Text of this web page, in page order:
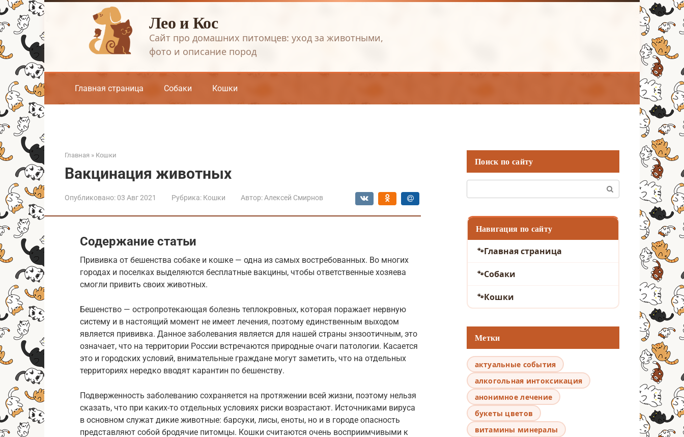
Перейти
к
контенту
Лео и Кос
Сайт про домашних питомцев: уход за животными,
фото и описание пород
Главная страница Собаки Кошки
Главная » Кошки
Вакцинация животных
Опубликовано: 03 Авг 2021 Рубрика: Кошки Автор: Алексей Смирнов
Содержание статьи
Прививка от бешенства собаке и кошке — одна из самых востребованных. Во многих
городах и поселках выделяются бесплатные вакцины, чтобы ответственные хозяева
смогли привить своих животных.
Бешенство — остропротекающая болезнь теплокровных, которая поражает нервную
систему и в настоящий момент не имеет лечения, поэтому единственным выходом
является прививка. Данное заболевания является для нашей страны энзоотичным, это
означает, что на территории России встречаются природные очаги патологии. Касается
это и городских условий, внимательные граждане могут заметить, что на отдельных
территориях нередко вводят карантин по бешенству.
Подверженность заболеванию сохраняется на протяжении всей жизни, поэтому нельзя
сказать, что при каких-то отдельных условиях риски возрастают. Источниками вируса
в основном служат дикие животные: барсуки, лисы, еноты, но и в городе опасность
представляют собой бродячие питомцы. Кошки считаются очень восприимчивыми к
Поиск по сайту
Навигация по сайту
Главная страница
Собаки
Кошки
Метки
актуальные события
алкогольная интоксикация
анонимное лечение
букеты цветов
витамины минералы